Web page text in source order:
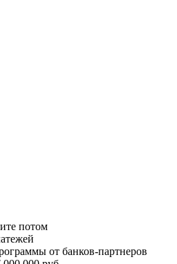
потом
от банков-партнеров